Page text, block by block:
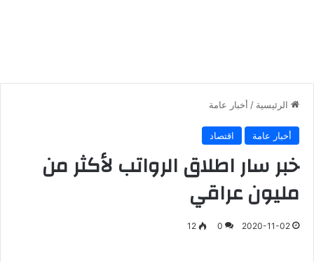
الرئيسية / أخبار عامة
أخبار عامة اقتصاد
خبر سار اطلاق الرواتب لأكثر من
مليون عراقي
2020-11-02
0
12